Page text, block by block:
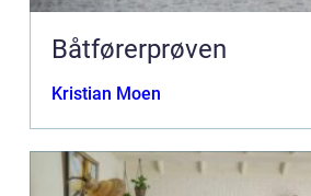
Båtførerprøven
Kristian Moen